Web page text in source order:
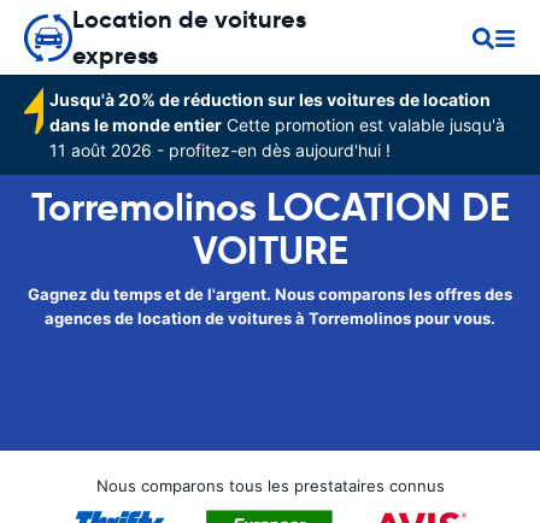
Location de voitures
express
Jusqu'à 20% de réduction sur les voitures de location
dans le monde entier Cette promotion est valable jusqu'à
11 août 2026 - profitez-en dès aujourd'hui !
Torremolinos LOCATION DE
VOITURE
Gagnez du temps et de l'argent. Nous comparons les offres des
agences de location de voitures à Torremolinos pour vous.
Nous comparons tous les prestataires connus